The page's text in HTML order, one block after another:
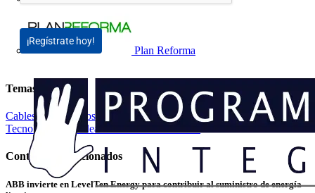
Plan Reforma
¡Regístrate hoy!
Temas
Cables y Accesorios
Normativa, reglamentación y concursos
Tecnología de cableado
Contenidos relacionados
ABB invierte en LevelTen Energy para contribuir al suministro de energía